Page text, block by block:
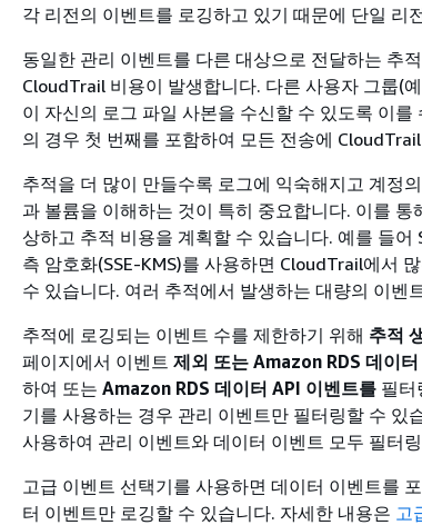
각 리전의 이벤트를 로깅하고 있기 때문에 단일 리
동일한 관리 이벤트를 다른 대상으로 전달하는 추
CloudTrail 비용이 발생합니다. 다른 사용자 그룹(
이 자신의 로그 파일 사본을 수신할 수 있도록 이
의 경우 첫 번째를 포함하여 모든 전송에
추적을 더 많이 만들수록 로그에 익숙해지고 계정
과 볼륨을 이해하는 것이 특히 중요합니다. 이를
상하고 추적 비용을 계획할 수 있습니다. 예를 들어
측 암호화(SSE-KMS)를 사용하면 CloudTrail에서
수 있습니다. 여러 추적에서 발생하는 대량의 이벤
추적에 로깅되는 이벤트 수를 제한하기 위해 추적
페이지에서 이벤트 제외 또는 Amazon RDS 데이
하여 또는 Amazon RDS 데이터 API 이벤트를필터
기를 사용하는 경우 관리 이벤트만 필터링할 수 있
사용하여 관리 이벤트와 데이터 이벤트 모두 필터
고급 이벤트 선택기를 사용하면 데이터 이벤트를
터 이벤트만 로깅할 수 있습니다. 자세한 내용은 고